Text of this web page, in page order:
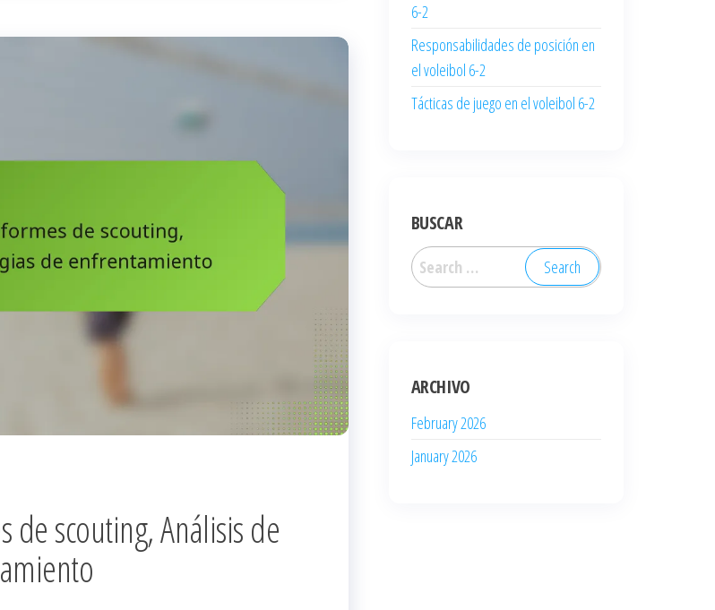
scouting, Análisis de
6-2
Responsabilidades de posición en
el voleibol 6-2
Tácticas de juego en el voleibol 6-2
BUSCAR
Search
for:
ARCHIVO
February 2026
January 2026